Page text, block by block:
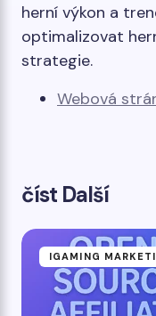
herní výkon a
optimalizovat
strategie.
Webová
číst Další
IGAMING